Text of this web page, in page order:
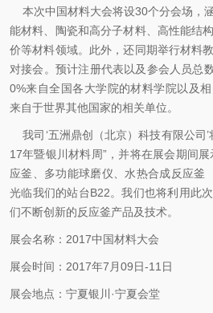
本次中国材料大会将设30个分会场，
能材料、陶瓷和高分子材料、高性能结
价等材料领域。此外，还同期举行材料
对接会。预计注册代表以及参会人员总
0%来自全国各大学院的材料学院以及
来自于世界其他国家的相关单位。
我司‘五洲鼎创（北京）科技有限公司
17年暨银川材料周” ，并将在展会期间展
应釜、多功能球磨仪、水热合成反应釜
光临我们的站台B22。我们也将利用此
们不断创新的反应釜产品及技术。
展会名称：2017中国材料大会
展会时间： 2017年7月09日-11日
展会地点： 宁夏银川·宁夏会堂